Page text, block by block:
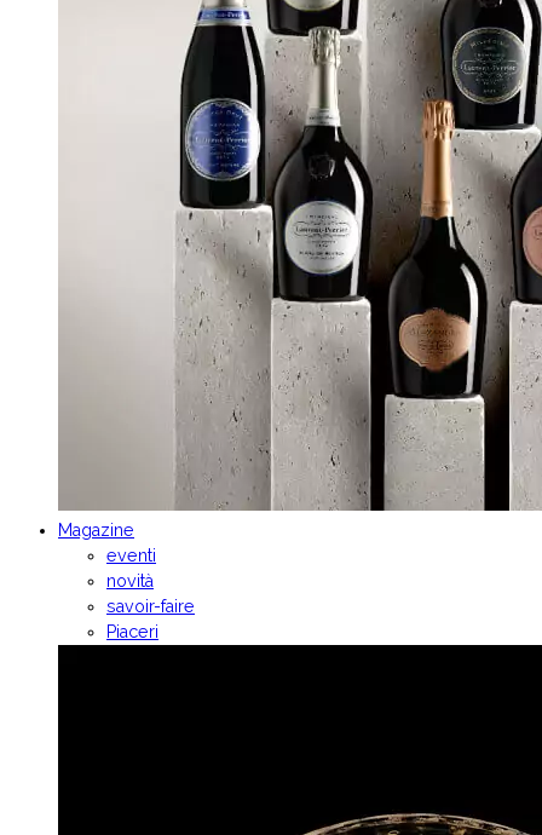
Magazine
eventi
novità
savoir-faire
Piaceri